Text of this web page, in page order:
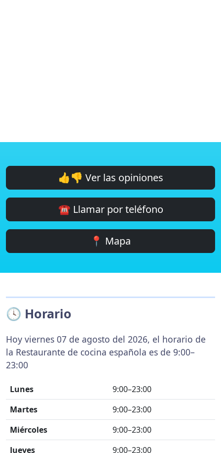
👍👎 Ver las opiniones
☎️ Llamar por teléfono
📍 Mapa
🕓 Horario
Hoy viernes 07 de agosto del 2026, el horario de
la Restaurante de cocina española es de 9:00–
23:00
Lunes
9:00–23:00
Martes
9:00–23:00
Miércoles
9:00–23:00
Jueves
9:00–23:00